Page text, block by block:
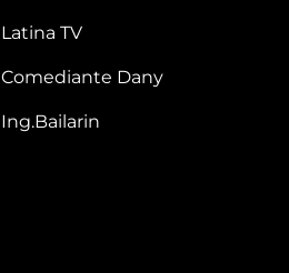
Latina TV
Comediante Dany
Ing.Bailarin